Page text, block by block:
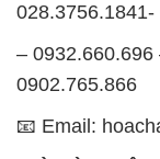
–
0902.765.866
📧 Email: